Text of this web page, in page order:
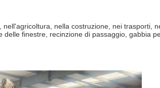
nella costruzione, nei trasporti,
finestre, recinzione di passaggio, gabbia